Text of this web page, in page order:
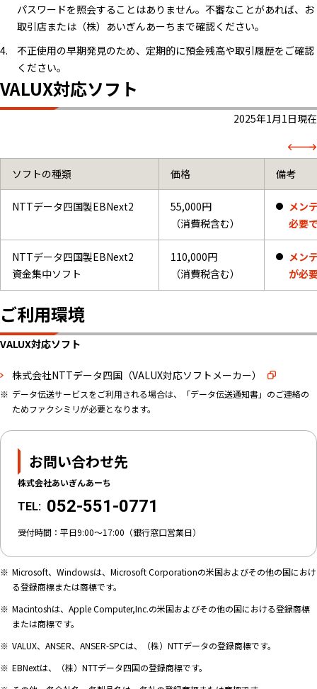
パスワードを照会することはありません。不審なことがあれば、お
取引店または（株）あいぎんあーちまで確認ください。
不正使用の早期発見のため、定期的に預金残高や取引履歴をご確認
ください。
VALUX対応ソフト
2025年1月1日現在
ソフトの種類 価格 備考
NTTデータ四国製EBNext2
55,000円
（消費税含む）
メン
必要
NTTデータ四国製EBNext2
資金集中ソフト
110,000円
（消費税含む）
メン
が必
ご利用環境
VALUX対応ソフト
株式会社NTTデータ四国（VALUX対応ソフトメーカー）
データ伝送サービスをご利用される場合は、「データ伝送通知書」のご連絡の
ためファクシミリが必要となります。
お問い合わせ先
株式会社あいぎんあーち
TEL: 052-551-0771
受付時間：平日9:00〜17:00（銀行窓口営業日）
Microsoft、Windowsは、Microsoft Corporationの米国およびその他の国におけ
る登録商標または商標です。
Macintoshは、Apple Computer,Inc.の米国およびその他の国における登録商標
または商標です。
VALUX、ANSER、ANSER-SPCは、（株）NTTデータの登録商標です。
EBNextは、（株）NTTデータ四国の登録商標です。